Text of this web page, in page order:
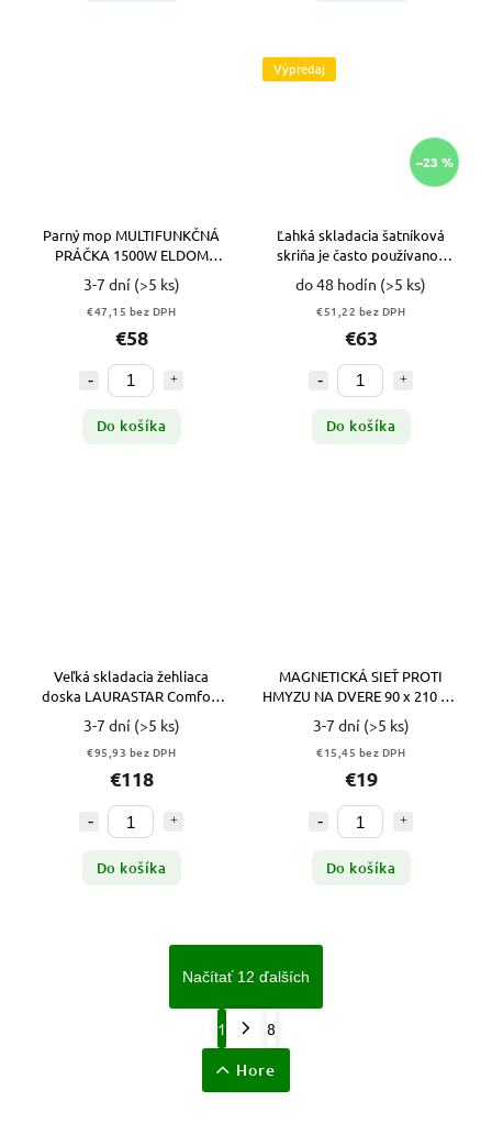
Parný mop MULTIFUNKČNÁ
PRÁČKA 1500W ELDOM
PM850 Tlakový ČISTIČ 10v1
3-7 dní (>5 ks)
€47,15 bez DPH
€58
Do košíka
Výpredaj
–23 %
Ľahká skladacia šatníková
skriňa je často používanou
náhradou tradičného nábytku.
VYPR
do 48 hodín (>5 ks)
€51,22 bez DPH
€63
Do košíka
Veľká skladacia žehliaca
doska LAURASTAR Comfort
pre parný generátor
3-7 dní (>5 ks)
€95,93 bez DPH
€118
Do košíka
MAGNETICKÁ SIEŤ PROTI
HMYZU NA DVERE 90 x 210 cm
DIKER
3-7 dní (>5 ks)
€15,45 bez DPH
€19
Do košíka
Načítať 12 ďalších
1 8
Hore